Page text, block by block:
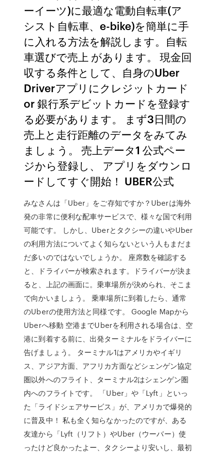
ーイーツ)に最適な電動自転車(ア
シスト自転車、e-bike)を簡単に手
に入れる方法を解説します。自転
車選びで売上 があります。 現金回
収する条件として、自身のUber
Driverアプリにクレジットカード
or 銀行系デビットカードを登録す
る必要があります。 まず3日間の
売上と走行距離のデータをみてみ
ましょう。 売上データ1 公式ペー
ジから登録し、 アプリをダウンロ
ードしてすぐ開始！ UBER公式
みなさんは「Uber」をご存知ですか？Uberは海外
発の非常に便利な配車サービスで、様々な国で利用
可能です。 しかし、Uberとタクシーの違いやUber
の利用方法についてよく知らないという人もまだま
だ多いのではないでしょうか。 座席数を確認する
と、ドライバーが検索されます。ドライバーが決ま
ると、上記の画面に。乗車場所が決められ、そこま
で向かいましょう。 乗車場所に到着したら、通常
のUberの使用方法と同様です。 Google Mapから
Uberへ移動 空港までUberを利用される場合は、空
港に到着する前に、出発ターミナルをドライバーに
告げましょう。 ターミナル1はアメリカやイギリ
ス、アジア方面、アフリカ方面などシェンゲン協定
圏以外へのフライト、ターミナル2はシェンゲン圏
内へのフライトです。 「Uber」や「Lyft」といっ
た「ライドシェアサービス」が、アメリカで爆発的
に普及中！ 私も全く知らなかったのですが、ある
友達から「Lyft（リフト）やUber（ウーバー）使
ったけど良かったよー、タクシーより安いし、最初